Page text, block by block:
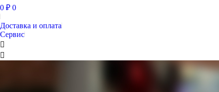
0 ₽ 0
Доставка и оплата
Сервис